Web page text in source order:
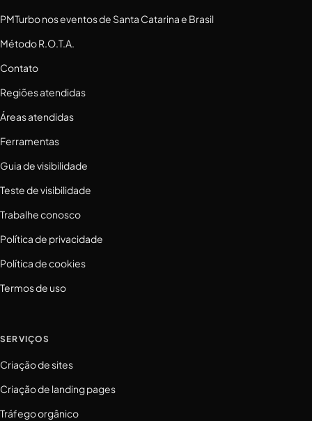
PMTurbo nos eventos de Santa Catarina e Brasil
Método R.O.T.A.
Contato
Regiões atendidas
Áreas atendidas
Ferramentas
Guia de visibilidade
Teste de visibilidade
Trabalhe conosco
Política de privacidade
Política de cookies
Termos de uso
SERVIÇOS
Criação de sites
Criação de landing pages
Tráfego orgânico